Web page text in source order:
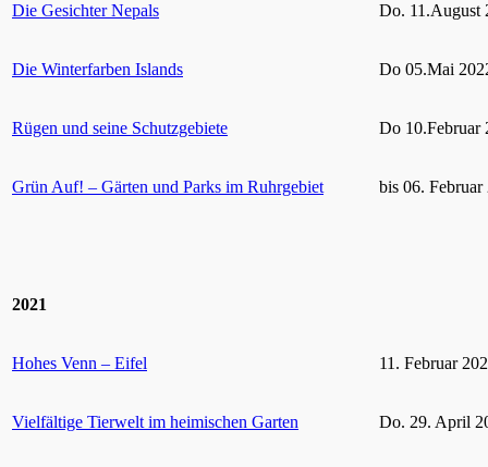
Die Gesichter Nepals Do. 11.August
Die Winterfarben Islands Do 05.Mai
Rügen und seine Schutzgebiete Do 10.Februar
Grün Auf! – Gärten und Parks im Ruhrgebiet bis 06. Februar
2021
Hohes Venn – Eifel 11. Februar
Vielfältige Tierwelt im heimischen Garten Do. 29. April